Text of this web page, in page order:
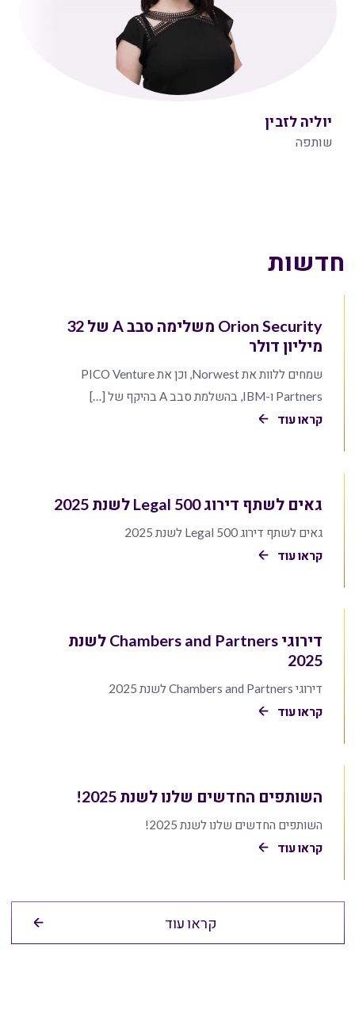
יוליה לזבין
שותפה
חדשות
Orion Security משלימה סבב A של 32
מיליון דולר
שמחים ללוות את Norwest, וכן את PICO Venture
Partners ו-IBM, בהשלמת סבב A בהיקף של […]
קראו עוד
גאים לשתף דירוג Legal 500 לשנת 2025
גאים לשתף דירוג Legal 500 לשנת 2025
קראו עוד
דירוגי Chambers and Partners לשנת
2025
דירוגי Chambers and Partners לשנת 2025
קראו עוד
השותפים החדשים שלנו לשנת 2025!
השותפים החדשים שלנו לשנת 2025!
קראו עוד
קראו עוד